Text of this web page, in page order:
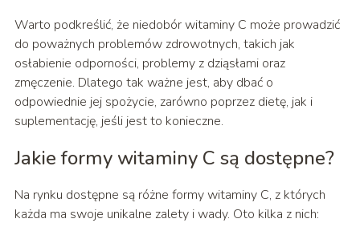
Warto podkreślić, że niedobór witaminy C może prowadzić
do poważnych problemów zdrowotnych, takich jak
osłabienie odporności, problemy z dziąsłami oraz
zmęczenie. Dlatego tak ważne jest, aby dbać o
odpowiednie jej spożycie, zarówno poprzez dietę, jak i
suplementację, jeśli jest to konieczne.
Jakie formy witaminy C są dostępne?
Na rynku dostępne są różne formy witaminy C, z których
każda ma swoje unikalne zalety i wady. Oto kilka z nich: